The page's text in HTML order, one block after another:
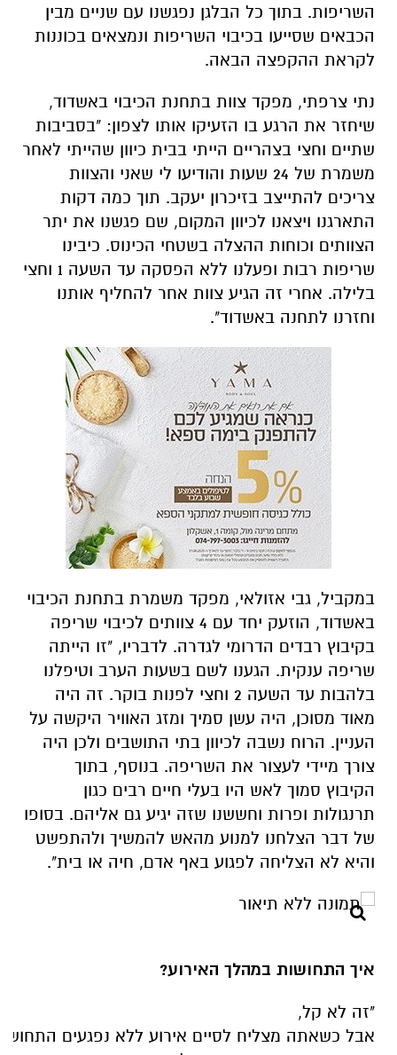
השריפות. בתוך כל הבלגן נפגשנו עם שניים מבין
הכבאים שסייעו בכיבוי השריפות ונמצאים בכוננות
לקראת ההקפצה הבאה.
נתי צרפתי, מפקד צוות בתחנת הכיבוי באשדוד,
שיחזר את הרגע בו הזעיקו אותו לצפון: "בסביבות
שתיים וחצי בצהריים הייתי בבית כיוון שהייתי לאחר
משמרת של 24 שעות והודיעו לי שאני והצוות
צריכים להתייצב בזיכרון יעקב. תוך כמה דקות
התארגנו ויצאנו לכיוון המקום, שם פגשנו את יתר
הצוותים וכוחות ההצלה בשטחי הכינוס. כיבינו
שריפות רבות ופעלנו ללא הפסקה עד השעה 1 וחצי
בלילה. אחרי זה הגיע צוות אחר להחליף אותנו
וחזרנו לתחנה באשדוד".
במקביל, גבי אזולאי, מפקד משמרת בתחנת הכיבוי
באשדוד, הוזעק יחד עם 4 צוותים לכיבוי שריפה
בקיבוץ רבדים הדרומי לגדרה. לדבריו, "זו הייתה
שריפה ענקית. הגענו לשם בשעות הערב וטיפלנו
בלהבות עד השעה 2 וחצי לפנות בוקר. זה היה
מאוד מסוכן, היה עשן סמיך ומזג האוויר היקשה על
העניין. הרוח נשבה לכיוון בתי התושבים ולכן היה
צורך מיידי לעצור את השריפה. בנוסף, בתוך
הקיבוץ סמוך לאש היו בעלי חיים רבים כגון
תרנגולות ופרות וחששנו שזה יגיע גם אליהם. בסופו
של דבר הצלחנו למנוע מהאש להמשיך ולהתפשט
והיא לא הצליחה לפגוע באף אדם, חיה או בית".
איך התחושות במהלך האירוע?
"זה לא קל,
אבל כשאתה מצליח לסיים אירוע ללא נפגעים